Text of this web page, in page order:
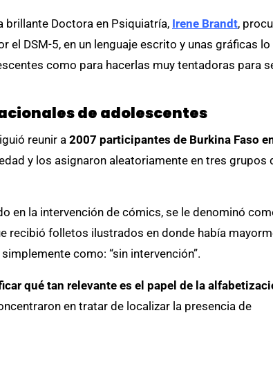
brillante Doctora en Psiquiatría, Irene Brandt,
DSM-5, en un lenguaje escrito y unas gráficas
como para hacerlas muy tentadoras para
de adolescentes
reunir a 2007 participantes de Burkina Faso
y los asignaron aleatoriamente en tres
en la intervención de cómics, se le denominó
recibió folletos ilustrados en donde había
como: “sin intervención”.
qué tan relevante es el papel de la
en tratar de localizar la presencia de